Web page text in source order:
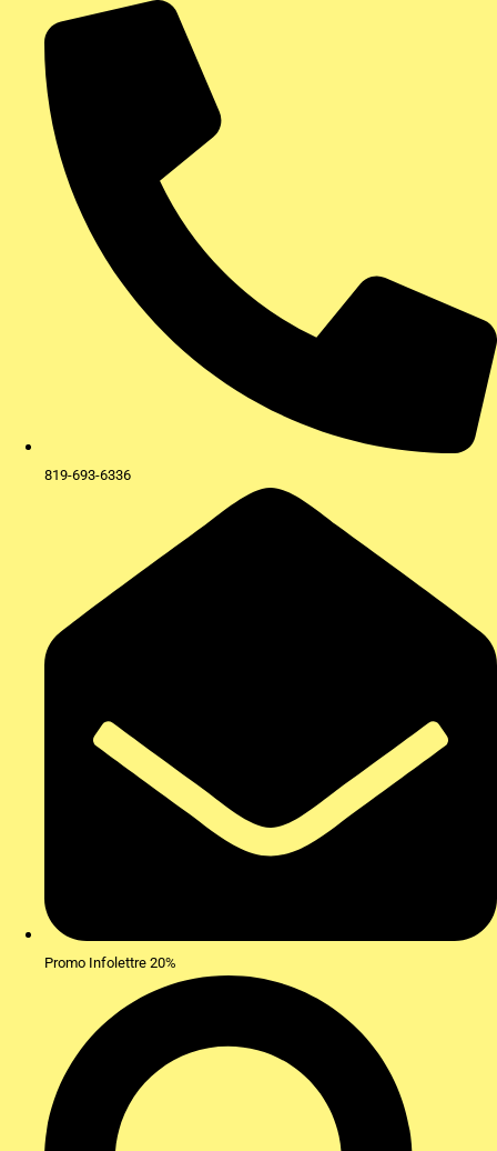
contenu
819-693-6336
Promo Infolettre 20%